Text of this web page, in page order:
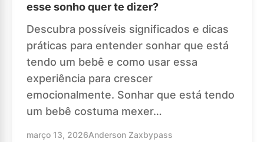
esse sonho quer te dizer?
Descubra possíveis significados e dicas
práticas para entender sonhar que está
tendo um bebê e como usar essa
experiência para crescer
emocionalmente. Sonhar que está tendo
um bebê costuma mexer…
março 13, 2026Anderson Zaxbypass